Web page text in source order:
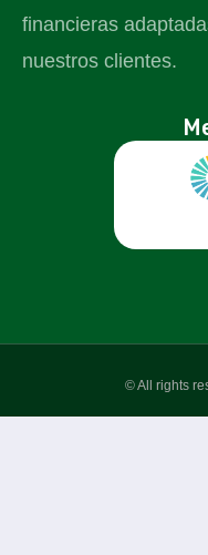
financieras
nuestros clientes.
© All rights